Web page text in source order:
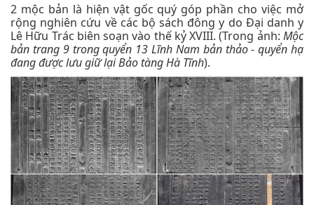
2 mộc bản là hiện vật gốc quý góp phần cho việc mở
rộng nghiên cứu về các bộ sách đông y do Đại danh y
Lê Hữu Trác biên soạn vào thế kỷ XVIII. (Trong ảnh: Mộc
bản trang 9 trong quyển 13 Lĩnh Nam bản thảo - quyển hạ
đang được lưu giữ lại Bảo tàng Hà Tĩnh).